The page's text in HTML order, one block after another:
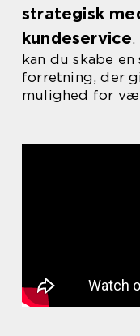
strategisk
kundeservice.
kan du skabe
forretning, der
mulighed for